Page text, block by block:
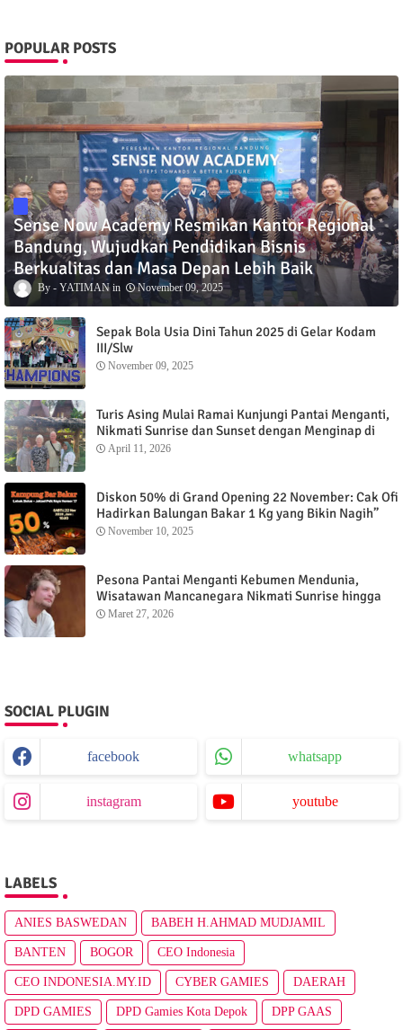
POPULAR POSTS
Sense Now Academy Resmikan Kantor Regional
Bandung, Wujudkan Pendidikan Bisnis
Berkualitas dan Masa Depan Lebih Baik
YATIMAN November 09, 2025
Sepak Bola Usia Dini Tahun 2025 di Gelar Kodam
III/Slw
November 09, 2025
Turis Asing Mulai Ramai Kunjungi Pantai Menganti,
Nikmati Sunrise dan Sunset dengan Menginap di
Menganti Cottage
April 11, 2026
Diskon 50% di Grand Opening 22 November: Cak Ofi
Hadirkan Balungan Bakar 1 Kg yang Bikin Nagih”
November 10, 2025
Pesona Pantai Menganti Kebumen Mendunia,
Wisatawan Mancanegara Nikmati Sunrise hingga
Sunset dari Menganti Cottage
Maret 27, 2026
SOCIAL PLUGIN
facebook whatsapp
instagram youtube
LABELS
ANIES BASWEDAN BABEH H.AHMAD MUDJAMIL
BANTEN BOGOR CEO Indonesia
CEO INDONESIA.MY.ID CYBER GAMIES DAERAH
DPD GAMIES DPD Gamies Kota Depok DPP GAAS